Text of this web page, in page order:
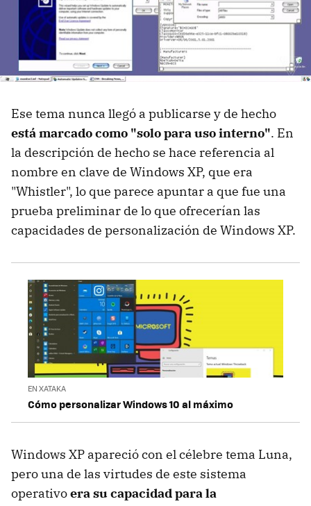
Ese tema nunca llegó a publicarse y de hecho
está marcado como "solo para uso interno". En
la descripción de hecho se hace referencia al
nombre en clave de Windows XP, que era
"Whistler", lo que parece apuntar a que fue una
prueba preliminar de lo que ofrecerían las
capacidades de personalización de Windows XP.
EN XATAKA
Cómo personalizar Windows 10 al máximo
Windows XP apareció con el célebre tema Luna,
pero una de las virtudes de este sistema
operativoera su capacidad para la